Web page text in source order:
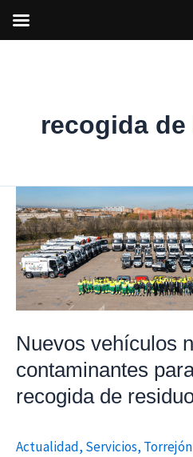
recogida
Nuevos vehículos
contaminantes
recogida de
Actualidad, Servicios,
Nuevos
vehículos
no
contaminantes
para
la
y
recogida
de
urbanos